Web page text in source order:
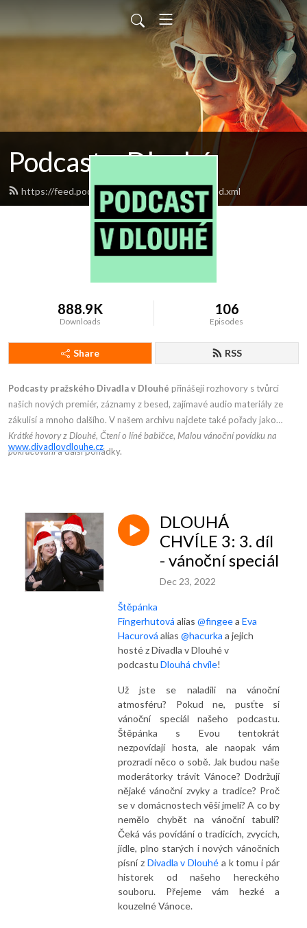
Podcast v Dlouhé
https://feed.podbean.com/divadlovdlouhe/feed.xml
888.9K
Downloads
106
Episodes
Share RSS
Podcasty pražského Divadla v Dlouhé přinášejí rozhovory s tvůrci
našich nových premiér, záznamy z besed, zajímavé audio materiály ze
zákulisí a mnoho dalšího. V našem archivu najdete také pořady jako
Krátké hovory z Dlouhé, Čtení o líné babičce, Malou vánoční povídku na
pokračovánía další pohádky.
www.divadlovdlouhe.cz
DLOUHÁ
CHVÍLE 3: 3. díl
- vánoční speciál
Dec 23, 2022
Štěpánka
Fingerhutová alias @fingeea Eva
Hacurová alias @hacurka a jejich
hosté z Divadla v Dlouhé v
podcastu Dlouhá chvíle!
Už jste se naladili na vánoční
atmosféru? Pokud ne, pusťte si
vánoční speciál našeho podcastu.
Štěpánka s Evou tentokrát
nezpovídají hosta, ale naopak vám
prozradí něco o sobě. Jak budou naše
moderátorky trávit Vánoce? Dodržují
nějaké vánoční zvyky a tradice? Proč
se v domácnostech věší jmelí? A co by
nemělo chybět na vánoční tabuli?
Čeká vás povídání o tradicích, zvycích,
jídle, plno starých i nových vánočních
písní z Divadla v Dlouhé a k tomu i pár
historek od našeho hereckého
souboru. Přejeme vám hezké a
kouzelné Vánoce.